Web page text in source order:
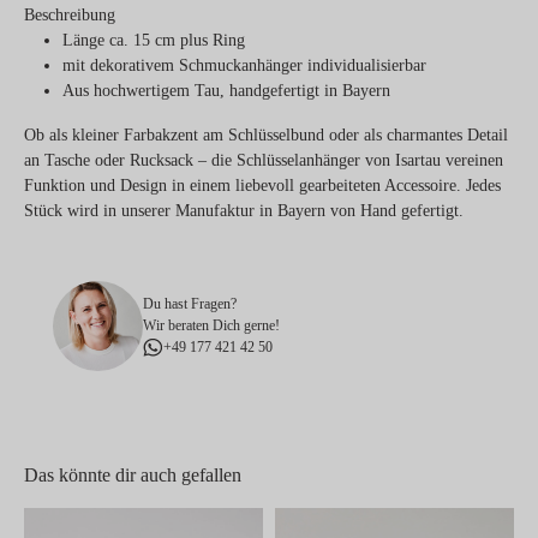
Beschreibung
Länge ca. 15 cm plus Ring
mit dekorativem Schmuckanhänger individualisierbar
Aus hochwertigem Tau, handgefertigt in Bayern
Ob als kleiner Farbakzent am Schlüsselbund oder als charmantes Detail
an Tasche oder Rucksack – die Schlüsselanhänger von Isartau vereinen
Funktion und Design in einem liebevoll gearbeiteten Accessoire. Jedes
Stück wird in unserer Manufaktur in Bayern von Hand gefertigt.
Du hast Fragen?
Wir beraten Dich gerne!
+49 177 421 42 50
Das könnte dir auch gefallen